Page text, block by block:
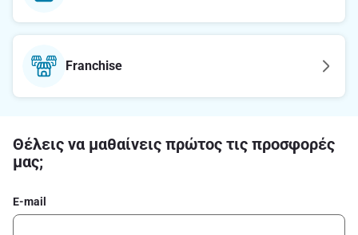
Franchise
Θέλεις να μαθαίνεις πρώτος τις προσφορές
μας;
E-mail